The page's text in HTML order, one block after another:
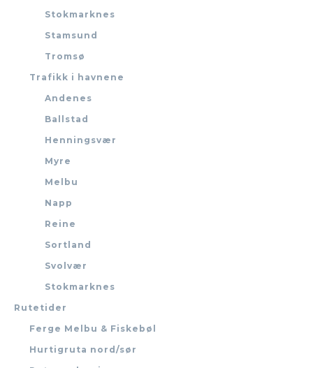
Stokmarknes
Stamsund
Tromsø
Trafikk i havnene
Andenes
Ballstad
Henningsvær
Myre
Melbu
Napp
Reine
Sortland
Svolvær
Stokmarknes
Rutetider
Ferge Melbu & Fiskebøl
Hurtigruta nord/sør